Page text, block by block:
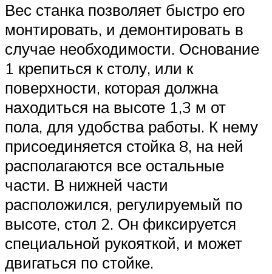
Вес станка позволяет быстро его
монтировать, и демонтировать в
случае необходимости. Основание
1 крепиться к столу, или к
поверхности, которая должна
находиться на высоте 1,3 м от
пола, для удобства работы. К нему
присоединяется стойка 8, на ней
располагаются все остальные
части. В нижней части
расположился, регулируемый по
высоте, стол 2. Он фиксируется
специальной рукояткой, и может
двигаться по стойке.